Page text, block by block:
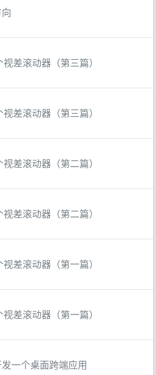
差滚动器（第三篇）
差滚动器（第三篇）
差滚动器（第二篇）
差滚动器（第二篇）
差滚动器（第一篇）
差滚动器（第一篇）
一个桌面跨端应用